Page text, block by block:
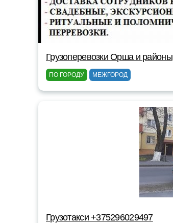
Грузоперевозки Орша и районы
ПО ГОРОДУ МЕЖГОРОД
Грузотакси +375296029497